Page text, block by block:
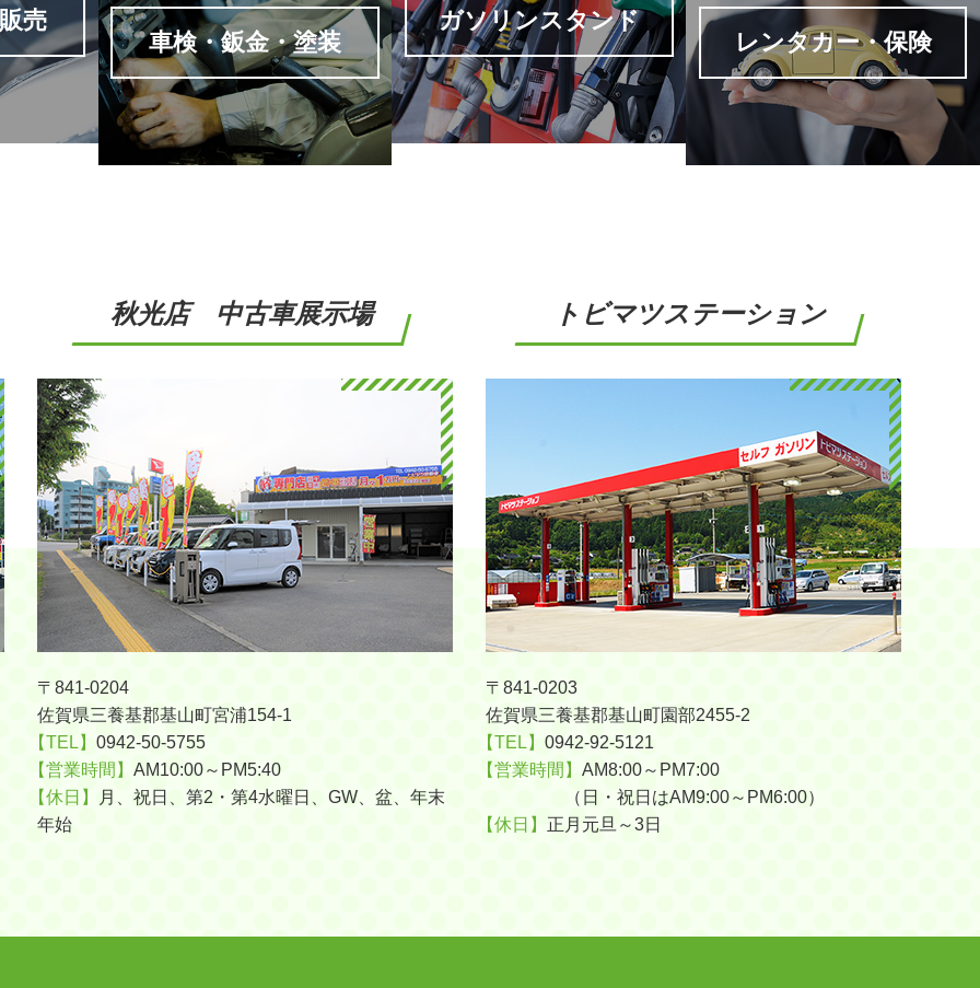
秋光店 中古車展示場
〒841-0204
佐賀県三養基郡基山町宮浦154-1
【TEL】 0942-50-5755
【営業時間】 AM10:00～PM5:40
【休日】
月、祝日、第2・第4水曜日、GW、盆、年末
年始
トビマツステーション
〒841-0203
佐賀県三養基郡基山町園部2455-2
【TEL】 0942-92-5121
【営業時間】 AM8:00～PM7:00
（日・祝日はAM9:00～PM6:00）
【休日】 正月元旦～3日